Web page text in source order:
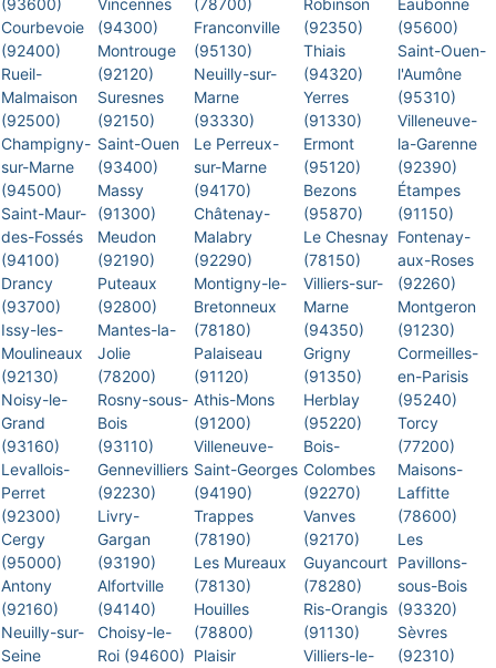
(93600)
Courbevoie
(92400)
Rueil-
Malmaison
(92500)
Champigny-
sur-Marne
(94500)
Saint-Maur-
des-Fossés
(94100)
Drancy
(93700)
Issy-les-
Moulineaux
(92130)
Noisy-le-
Grand
(93160)
Levallois-
Perret
(92300)
Cergy
(95000)
Antony
(92160)
Neuilly-sur-
Seine
Vincennes
(94300)
Montrouge
(92120)
Suresnes
(92150)
Saint-Ouen
(93400)
Massy
(91300)
Meudon
(92190)
Puteaux
(92800)
Mantes-la-
Jolie
(78200)
Rosny-sous-
Bois
(93110)
Gennevilliers
(92230)
Livry-
Gargan
(93190)
Alfortville
(94140)
Choisy-le-
Roi (94600)
(78700)
Franconville
(95130)
Neuilly-sur-
Marne
(93330)
Le Perreux-
sur-Marne
(94170)
Châtenay-
Malabry
(92290)
Montigny-le-
Bretonneux
(78180)
Palaiseau
(91120)
Athis-Mons
(91200)
Villeneuve-
Saint-Georges
(94190)
Trappes
(78190)
Les Mureaux
(78130)
Houilles
(78800)
Plaisir
Robinson
(92350)
Thiais
(94320)
Yerres
(91330)
Ermont
(95120)
Bezons
(95870)
Le Chesnay
(78150)
Villiers-sur-
Marne
(94350)
Grigny
(91350)
Herblay
(95220)
Bois-
Colombes
(92270)
Vanves
(92170)
Guyancourt
(78280)
Ris-Orangis
(91130)
Villiers-le-
Eaubonne
(95600)
Saint-Ouen-
l'Aumône
(95310)
Villeneuve-
la-Garenne
(92390)
Étampes
(91150)
Fontenay-
aux-Roses
(92260)
Montgeron
(91230)
Cormeilles-
en-Parisis
(95240)
Torcy
(77200)
Maisons-
Laffitte
(78600)
Les
Pavillons-
sous-Bois
(93320)
Sèvres
(92310)